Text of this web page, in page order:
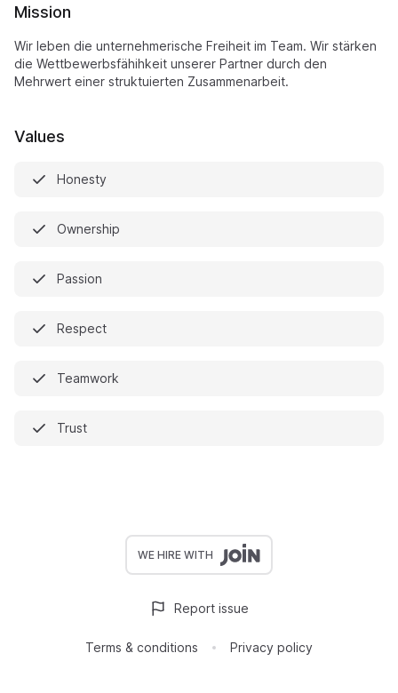
Mission
Wir leben die unternehmerische Freiheit im Team. Wir stärken
die Wettbewerbsfähihkeit unserer Partner durch den
Mehrwert einer struktuierten Zusammenarbeit.
Values
Honesty
Ownership
Passion
Respect
Teamwork
Trust
WE HIRE WITH
Terms & conditions Privacy policy
Report issue